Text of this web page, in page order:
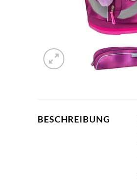
BESCHREIBUNG